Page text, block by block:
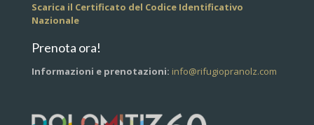
Scarica il Certificato del Codice Identificativo
Nazionale
Prenota ora!
Informazioni e prenotazioni: info@rifugiopranolz.com